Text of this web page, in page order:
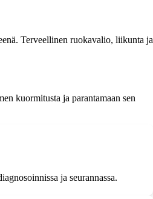
Terveellinen ruokavalio, liikunta ja
kuormitusta ja parantamaan sen
ja seurannassa.